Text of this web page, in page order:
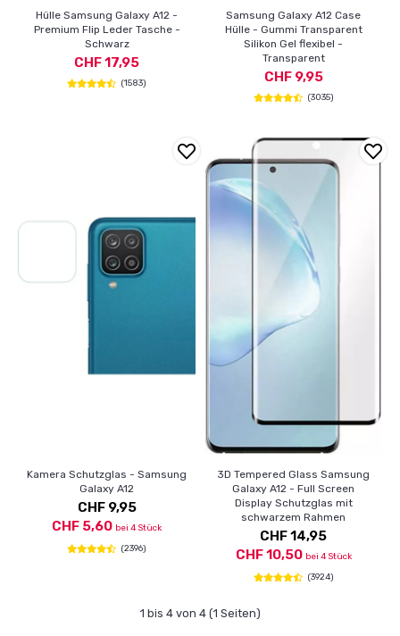
Hülle Samsung Galaxy A12 -
Premium Flip Leder Tasche -
Schwarz
CHF 17,95
(1583)
Samsung Galaxy A12 Case
Hülle - Gummi Transparent
Silikon Gel flexibel -
Transparent
CHF 9,95
(3035)
Kamera Schutzglas - Samsung
Galaxy A12
CHF 9,95
CHF 5,60 bei 4 Stück
(2396)
3D Tempered Glass Samsung
Galaxy A12 - Full Screen
Display Schutzglas mit
schwarzem Rahmen
CHF 14,95
CHF 10,50 bei 4 Stück
(3924)
1 bis 4 von 4 (1 Seiten)